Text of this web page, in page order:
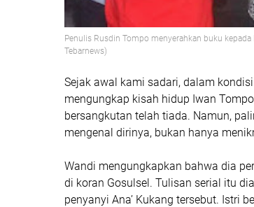
Penulis Rusdin Tompo menyerahkan buku
Tebarnews)
Sejak awal kami sadari, dalam
mengungkap kisah hidup Iwan
bersangkutan telah tiada. Namun,
mengenal dirinya, bukan hanya
Wandi mengungkapkan bahwa dia
di koran Gosulsel. Tulisan serial itu
penyanyi Ana’ Kukang tersebut. Istri